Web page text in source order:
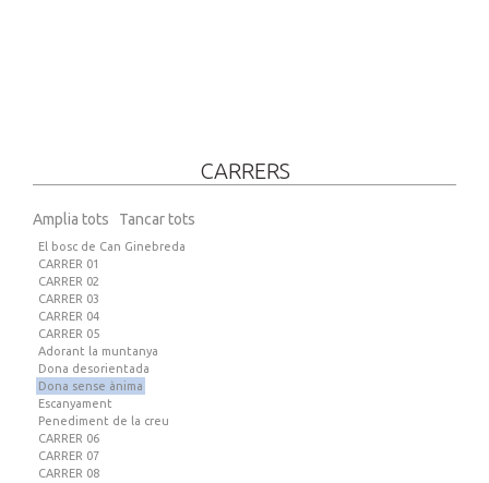
CARRERS
Amplia tots Tancar tots
El bosc de Can Ginebreda
CARRER 01
CARRER 02
CARRER 03
CARRER 04
CARRER 05
Adorant la muntanya
Dona desorientada
Dona sense ànima
Escanyament
Penediment de la creu
CARRER 06
CARRER 07
CARRER 08